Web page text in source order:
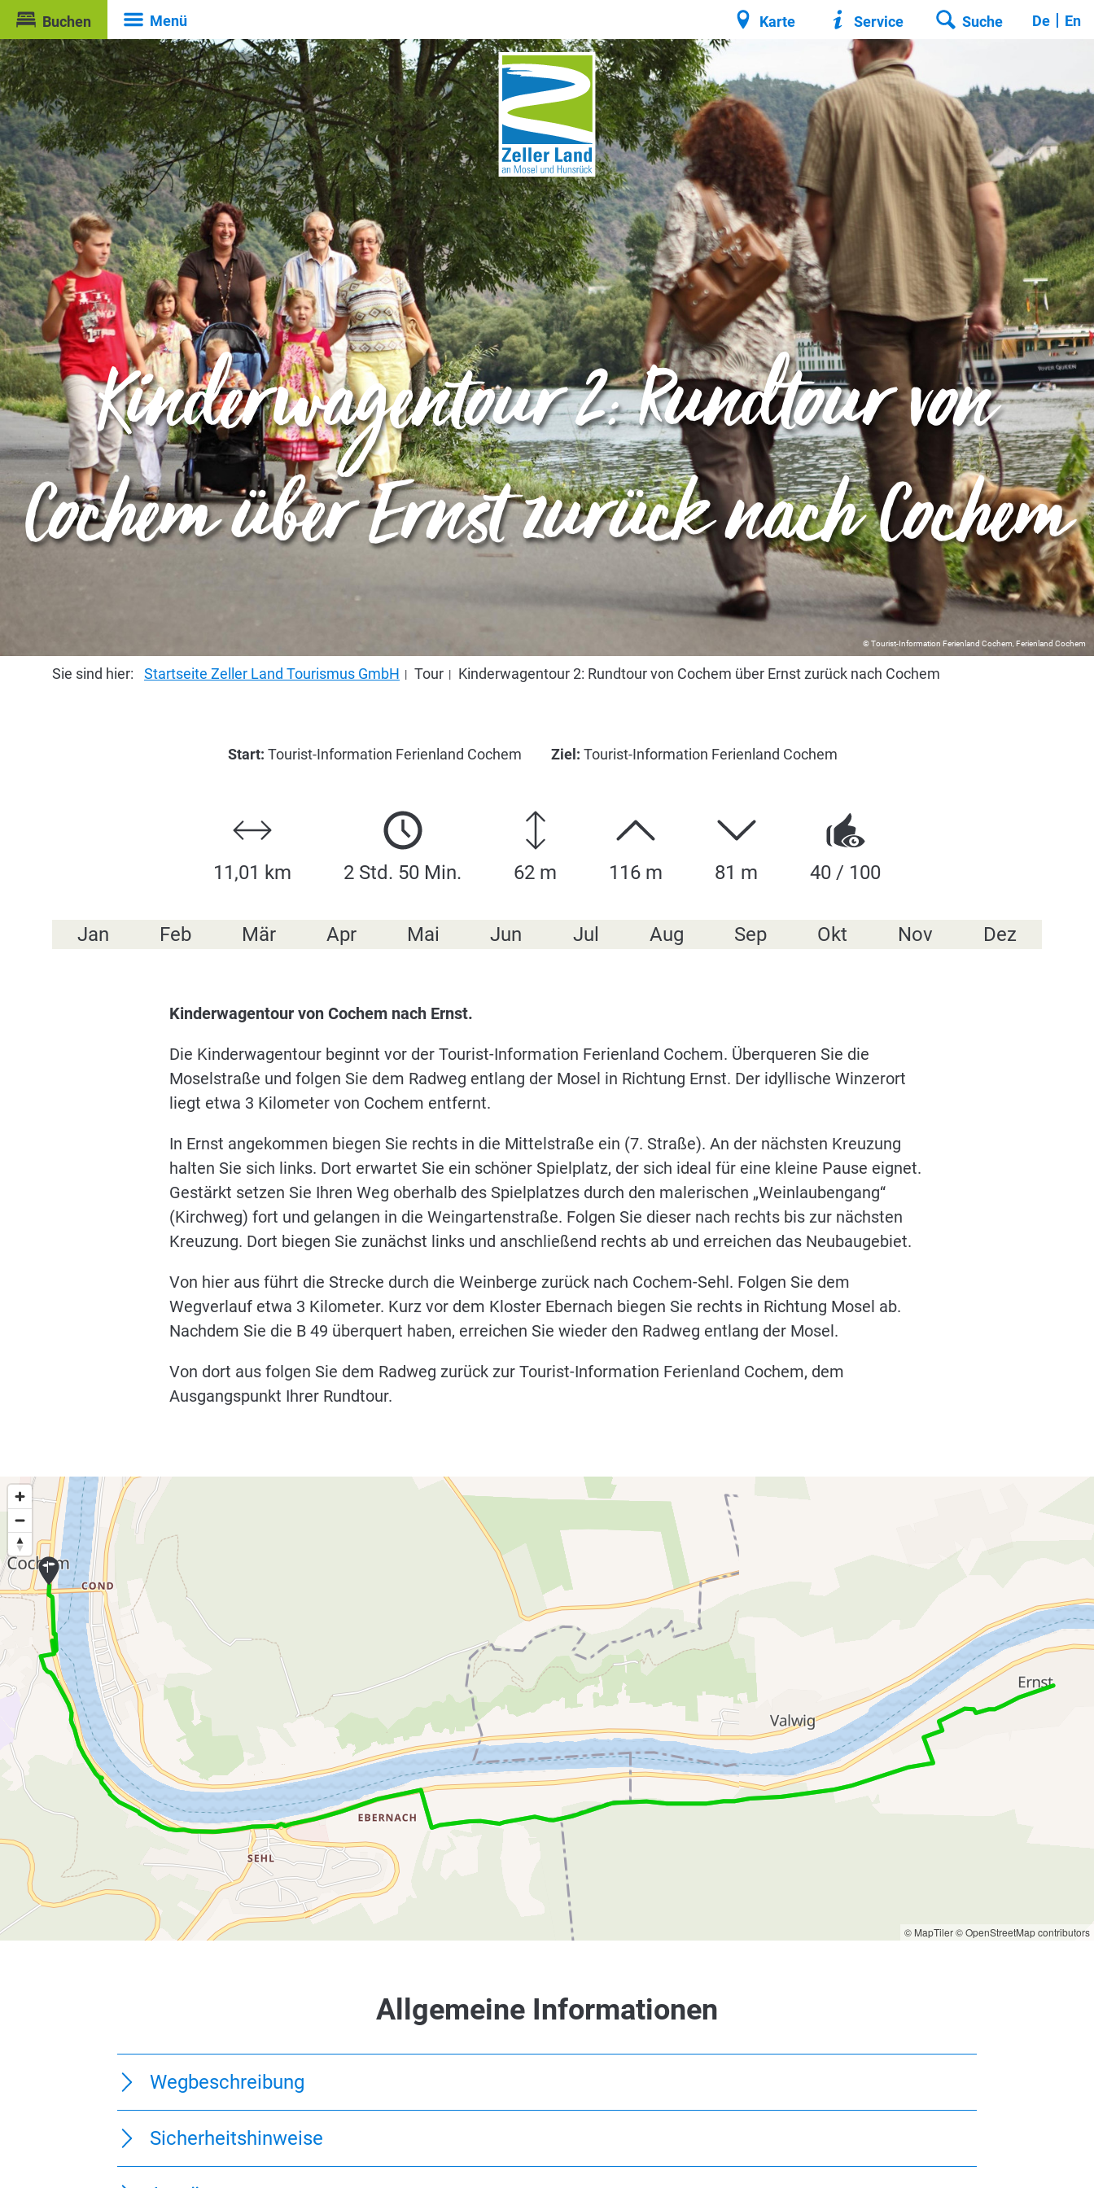
Buchen Menü Karte Service Suche De En
© Tourist-Information Ferienland Cochem, Ferienland Cochem
Kinderwagentour 2: Rundtour von
Cochem über Ernst zurück nach Cochem
Sie sind hier: Startseite Zeller Land Tourismus GmbH Tour Kinderwagentour 2: Rundtour von Cochem über Ernst zurück nach Cochem
Start: Tourist-Information Ferienland Cochem Ziel: Tourist-Information Ferienland Cochem
11,01 km 2 Std. 50 Min. 62 m 116 m 81 m 40 / 100
Jan Feb Mär Apr Mai Jun Jul Aug Sep Okt Nov Dez
Kinderwagentour von Cochem nach Ernst.
Die Kinderwagentour beginnt vor der Tourist-Information Ferienland Cochem. Überqueren Sie die
Moselstraße und folgen Sie dem Radweg entlang der Mosel in Richtung Ernst. Der idyllische Winzerort
liegt etwa 3 Kilometer von Cochem entfernt.
In Ernst angekommen biegen Sie rechts in die Mittelstraße ein (7. Straße). An der nächsten Kreuzung
halten Sie sich links. Dort erwartet Sie ein schöner Spielplatz, der sich ideal für eine kleine Pause eignet.
Gestärkt setzen Sie Ihren Weg oberhalb des Spielplatzes durch den malerischen „Weinlaubengang“
(Kirchweg) fort und gelangen in die Weingartenstraße. Folgen Sie dieser nach rechts bis zur nächsten
Kreuzung. Dort biegen Sie zunächst links und anschließend rechts ab und erreichen das Neubaugebiet.
Von hier aus führt die Strecke durch die Weinberge zurück nach Cochem-Sehl. Folgen Sie dem
Wegverlauf etwa 3 Kilometer. Kurz vor dem Kloster Ebernach biegen Sie rechts in Richtung Mosel ab.
Nachdem Sie die B 49 überquert haben, erreichen Sie wieder den Radweg entlang der Mosel.
Von dort aus folgen Sie dem Radweg zurück zur Tourist-Information Ferienland Cochem, dem
Ausgangspunkt Ihrer Rundtour.
© MapTiler© OpenStreetMap contributors
Allgemeine Informationen
Wegbeschreibung
Sicherheitshinweise